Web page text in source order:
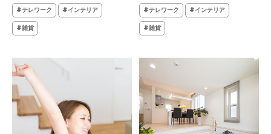
#テレワーク #インテリア
#雑貨
#テレワーク #インテリア
#雑貨